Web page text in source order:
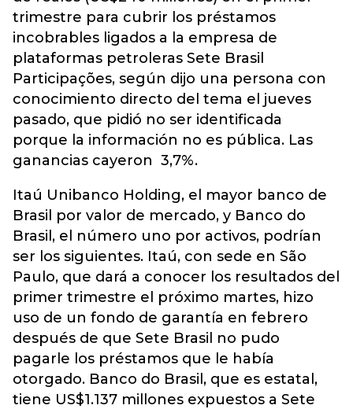
trimestre para cubrir los préstamos
incobrables ligados a la empresa de
plataformas petroleras Sete Brasil
Participações, según dijo una persona con
conocimiento directo del tema el jueves
pasado, que pidió no ser identificada
porque la información no es pública. Las
ganancias cayeron 3,7%.
Itaú Unibanco Holding, el mayor banco de
Brasil por valor de mercado, y Banco do
Brasil, el número uno por activos, podrían
ser los siguientes. Itaú, con sede en São
Paulo, que dará a conocer los resultados del
primer trimestre el próximo martes, hizo
uso de un fondo de garantía en febrero
después de que Sete Brasil no pudo
pagarle los préstamos que le había
otorgado. Banco do Brasil, que es estatal,
tiene US$1.137 millones expuestos a Sete